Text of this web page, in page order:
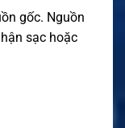
gốc. Nguồn
sạc hoặc